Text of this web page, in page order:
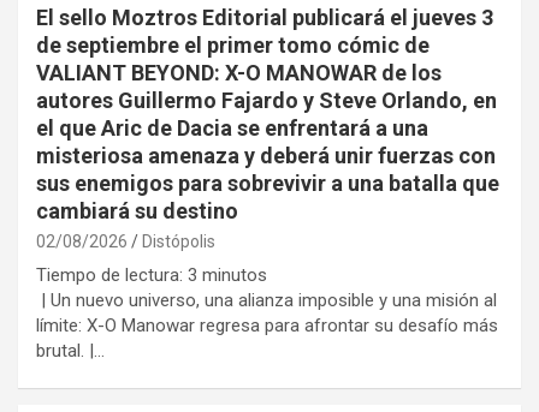
El sello Moztros Editorial publicará el jueves 3
de septiembre el primer tomo cómic de
VALIANT BEYOND: X-O MANOWAR de los
autores Guillermo Fajardo y Steve Orlando, en
el que Aric de Dacia se enfrentará a una
misteriosa amenaza y deberá unir fuerzas con
sus enemigos para sobrevivir a una batalla que
cambiará su destino
02/08/2026 Distópolis
Tiempo de lectura: 3 minutos
| Un nuevo universo, una alianza imposible y una misión al
límite: X-O Manowar regresa para afrontar su desafío más
brutal. |…